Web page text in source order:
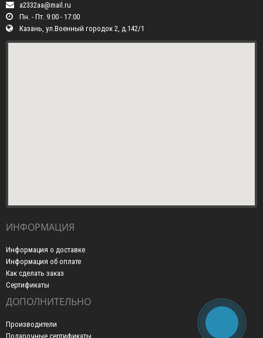
a2332aa@mail.ru
Пн. - Пт. 9:00 - 17:00
Казань, ул.Военный городок 2, д.142/1
ИНФОРМАЦИЯ
Информация о доставке
Информация об оплате
Как сделать заказ
Сертификаты
ДОПОЛНИТЕЛЬНО
Производители
Подарочные сертификаты